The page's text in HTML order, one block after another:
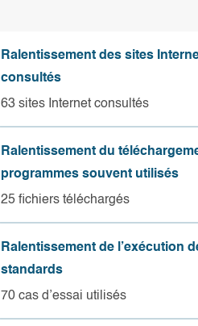
Ralentissement des sites
consultés
63 sites Internet consultés
Ralentissement du
programmes souvent utilisés
25 fichiers téléchargés
Ralentissement de l’exécution
standards
70 cas d’essai utilisés